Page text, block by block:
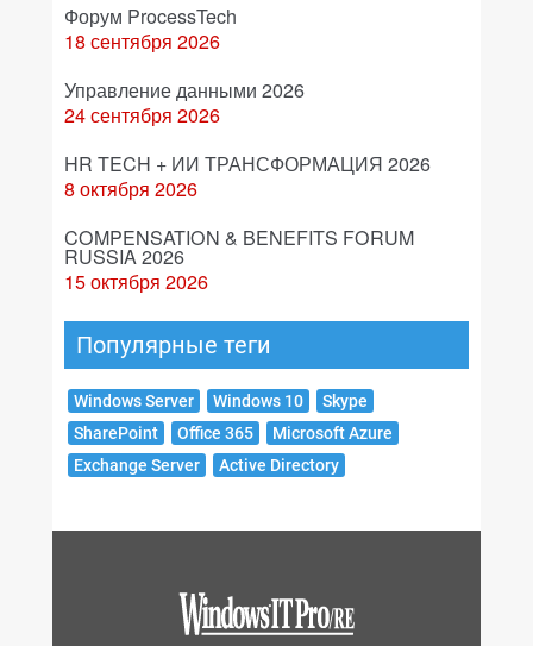
Форум ProcessTech
18 сентября 2026
Управление данными 2026
24 сентября 2026
HR TECH + ИИ ТРАНСФОРМАЦИЯ 2026
8 октября 2026
COMPENSATION & BENEFITS FORUM
RUSSIA 2026
15 октября 2026
Популярные теги
Windows Server Windows 10
Skype
SharePoint
Office 365
Microsoft Azure
Exchange Server
Active Directory